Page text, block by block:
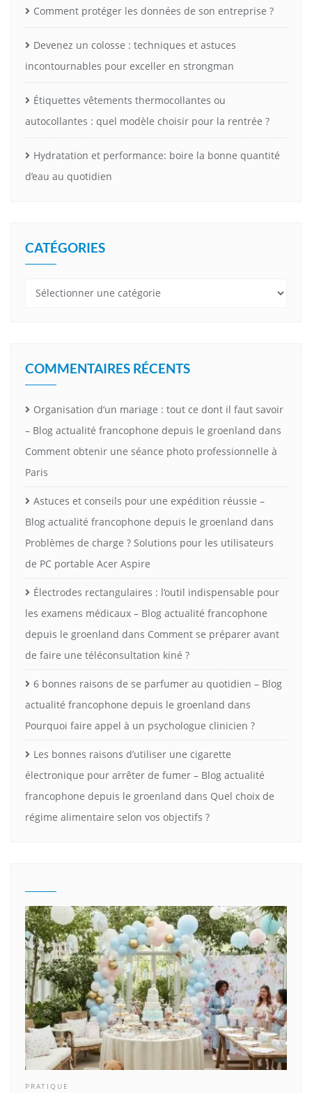
Comment protéger les données de son entreprise ?
Devenez un colosse : techniques et astuces
incontournables pour exceller en strongman
Étiquettes vêtements thermocollantes ou
autocollantes : quel modèle choisir pour la rentrée ?
Hydratation et performance: boire la bonne quantité
d’eau au quotidien
CATÉGORIES
Catégories
COMMENTAIRES RÉCENTS
Organisation d’un mariage : tout ce dont il faut savoir
– Blog actualité francophone depuis le groenland dans
Comment obtenir une séance photo professionnelle à
Paris
Astuces et conseils pour une expédition réussie –
Blog actualité francophone depuis le groenland dans
Problèmes de charge ? Solutions pour les utilisateurs
de PC portable Acer Aspire
Électrodes rectangulaires : l’outil indispensable pour
les examens médicaux – Blog actualité francophone
depuis le groenland dans Comment se préparer avant
de faire une téléconsultation kiné ?
6 bonnes raisons de se parfumer au quotidien – Blog
actualité francophone depuis le groenland dans
Pourquoi faire appel à un psychologue clinicien ?
Les bonnes raisons d’utiliser une cigarette
électronique pour arrêter de fumer – Blog actualité
francophone depuis le groenland dans Quel choix de
régime alimentaire selon vos objectifs ?
PRATIQUE